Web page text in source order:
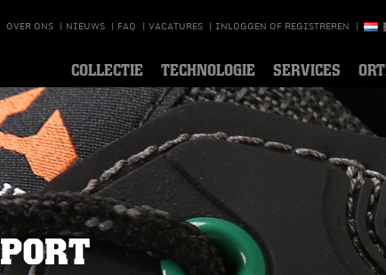
OVER ONS | NIEUWS | FAQ | VACATURES | INLOGGEN OF REGISTREREN |
COLLECTIE TECHNOLOGIE SERVICES